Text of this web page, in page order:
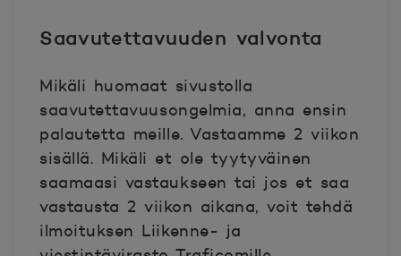
Saavutettavuuden valvonta
Mikäli huomaat sivustolla
saavutettavuusongelmia, anna ensin
palautetta meille. Vastaamme 2 viikon
sisällä. Mikäli et ole tyytyväinen
saamaasi vastaukseen tai jos et saa
vastausta 2 viikon aikana, voit tehdä
ilmoituksen Liikenne- ja